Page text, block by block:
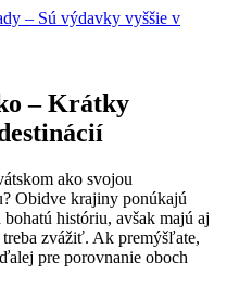
– Sú výdavky vyššie v
– Krátky
ako svojou
Obidve krajiny ponúkajú
históriu, avšak majú aj
zvážiť. Ak premýšľate,
pre porovnanie oboch